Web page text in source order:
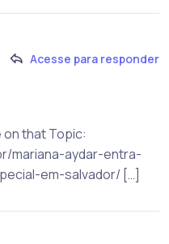
Acesse para responder
on that Topic:
mariana-aydar-entra-
em-salvador/ […]